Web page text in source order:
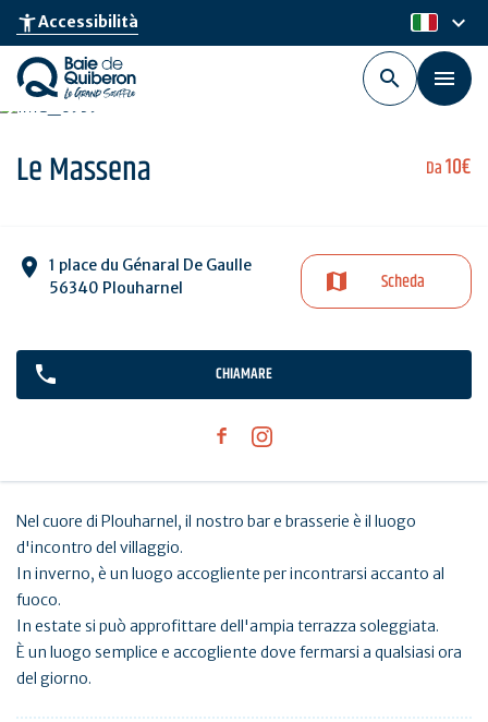
Skip
main
content
accessibility_newAccessibilità it
keyboard_arrow_down
Da10€
Le Massena
1 place du Génaral De Gaulle
56340 Plouharnel
Scheda
CHIAMARE
Nel cuore di Plouharnel, il nostro bar e brasserie è il luogo
d'incontro del villaggio.
In inverno, è un luogo accogliente per incontrarsi accanto al
fuoco.
In estate si può approfittare dell'ampia terrazza soleggiata.
È un luogo semplice e accogliente dove fermarsi a qualsiasi ora
del giorno.